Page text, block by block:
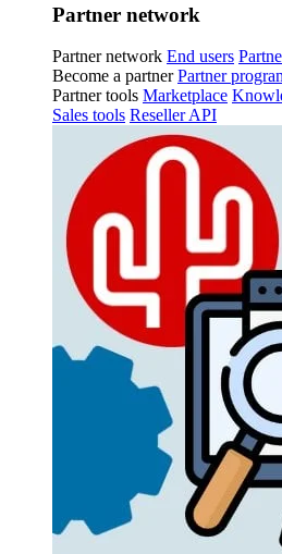
Partner network
Partner network End users
Become a partner Partner
Partner tools Marketplace
Sales tools Reseller API